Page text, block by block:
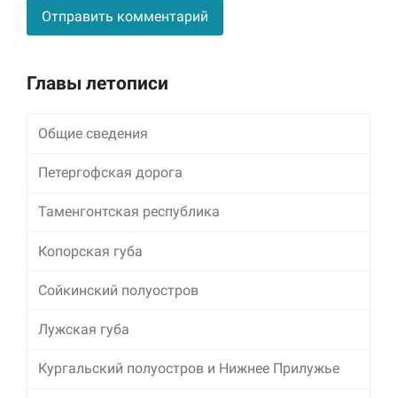
Главы летописи
Общие сведения
Петергофская дорога
Таменгонтская республика
Копорская губа
Сойкинский полуостров
Лужская губа
Кургальский полуостров и Нижнее Прилужье